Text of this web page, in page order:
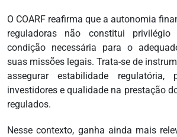
O COARF reafirma que a autonomia
reguladoras não constitui privilégio
condição necessária para o
suas missões legais. Trata-se de
assegurar estabilidade regulatória,
investidores e qualidade na prestação
regulados.
Nesse contexto, ganha ainda mais